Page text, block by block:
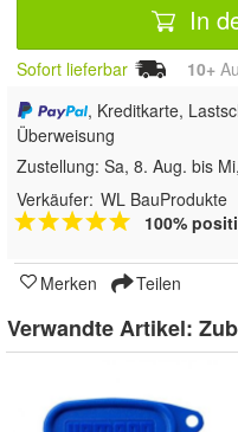
In
Sofort lieferbar 10+
, Kreditkarte,
Überweisung
Zustellung: Sa, 8. Aug. bis
Verkäufer: WL BauProdukte
100%
Merken Teilen
Verwandte Artikel: